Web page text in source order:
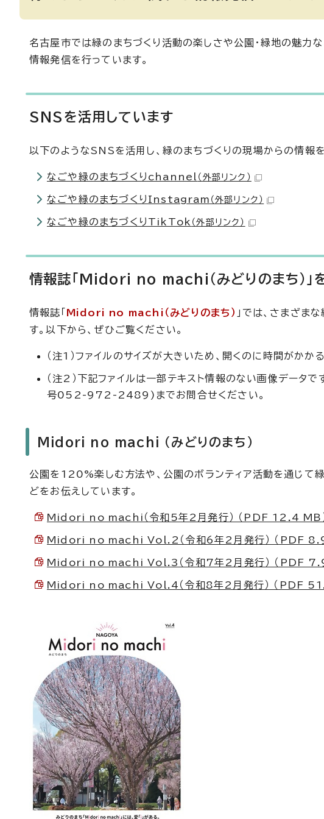
名古屋市では緑のまちづくり活動の楽しさや公園・緑地の魅力
情報発信を行っています。
SNSを活用しています
以下のようなSNSを活用し、緑のまちづくりの現場からの情報
なごや緑のまちづくりchannel （外部リンク）
なごや緑のまちづくりInstagram （外部リンク）
なごや緑のまちづくりTikTok （外部リンク）
情報誌「Midori no machi（みどりのまち）」
情報誌「 Midori no machi（みどりのまち） 」では、さまざま
す。以下から、ぜひご覧ください。
（注1）ファイルのサイズが大きいため、開くのに時間がかか
（注2）下記ファイルは一部テキスト情報のない画像データ
号052-972-2489)までお問合せください。
Midori no machi （みどりのまち）
公園を120%楽しむ方法や、公園のボランティア活動を通じて
どをお伝えしています。
Midori no machi（令和5年2月発行） （PDF 12.4 MB
Midori no machi Vol.2（令和6年2月発行） （PDF
Midori no machi Vol.3（令和7年2月発行） （PDF
Midori no machi Vol.4（令和8年2月発行） （PDF